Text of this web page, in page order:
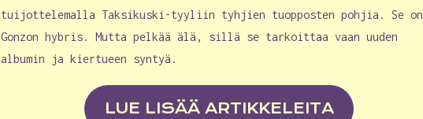
tuijottelemalla Taksikuski-tyyliin tyhjien tuopposten pohjia. Se on
Gonzon hybris. Mutta pelkää älä, sillä se tarkoittaa vaan uuden
albumin ja kiertueen syntyä.
LUE LISÄÄ ARTIKKELEITA